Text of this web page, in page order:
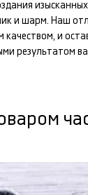
изысканных
и шарм. Наш
качеством, и
результатом